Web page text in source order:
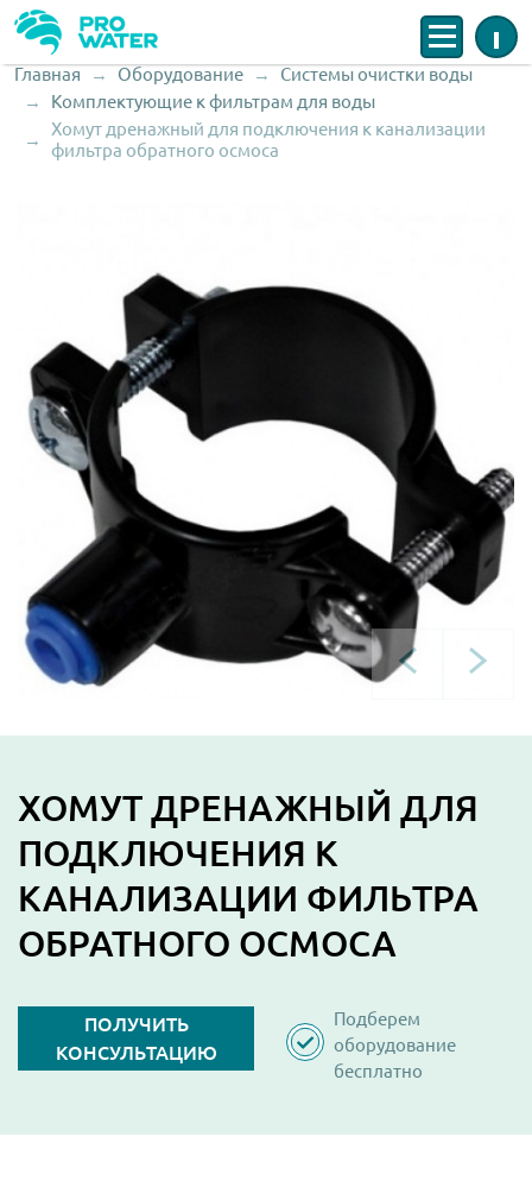
Меню Инфо
Строка навигации
Главная Оборудование
Системы очистки воды
Комплектующие к фильтрам для воды
Хомут дренажный для подключения к канализации
фильтра обратного осмоса
ХОМУТ ДРЕНАЖНЫЙ ДЛЯ
ПОДКЛЮЧЕНИЯ К
КАНАЛИЗАЦИИ ФИЛЬТРА
ОБРАТНОГО ОСМОСА
ПОЛУЧИТЬ
КОНСУЛЬТАЦИЮ
Подберем
оборудование
бесплатно